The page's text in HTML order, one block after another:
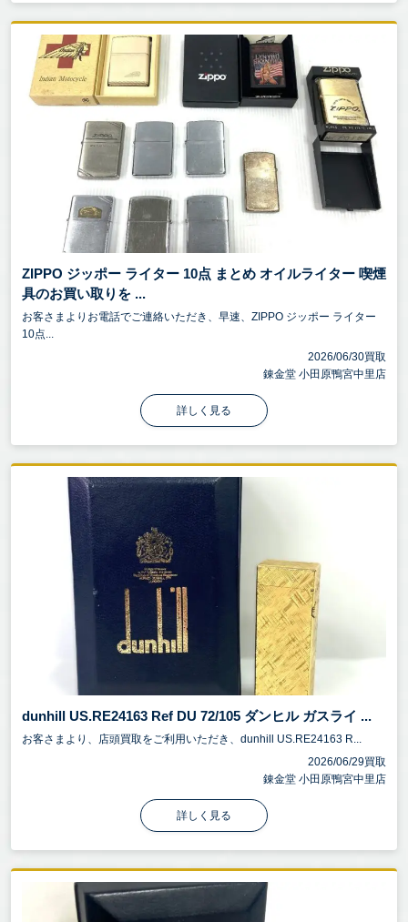
ZIPPO ジッポー ライター 10点 まとめ オイルライター 喫煙
具のお買い取りを ...
お客さまよりお電話でご連絡いただき、早速、ZIPPO ジッポー ライター
10点...
2026/06/30買取
錬金堂 小田原鴨宮中里店
詳しく見る
dunhill US.RE24163 Ref DU 72/105 ダンヒル ガスライ ...
お客さまより、店頭買取をご利用いただき、dunhill US.RE24163 R...
2026/06/29買取
錬金堂 小田原鴨宮中里店
詳しく見る